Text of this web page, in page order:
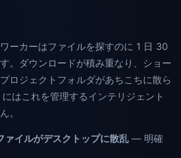
ーカーはファイルを探すのに 1 日 30
。ダウンロードが積み重なり、ショー
ロジェクトフォルダがあちこちに散ら
はこれを管理するインテリジェント
。
ァイルがデスクトップに散乱 — 明確